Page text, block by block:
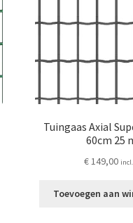
Tuingaas Axial
60cm 25
€149,00
Toevoegen aan